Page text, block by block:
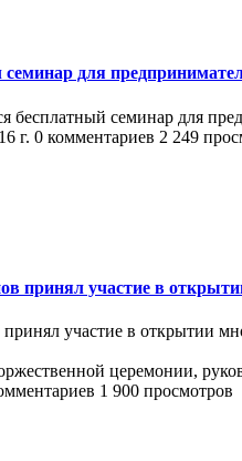
для
бесплатный семинар для
г. 0 комментариев 2 249
принял участие в
участие в открытии
церемонии,
1 900 просмотров